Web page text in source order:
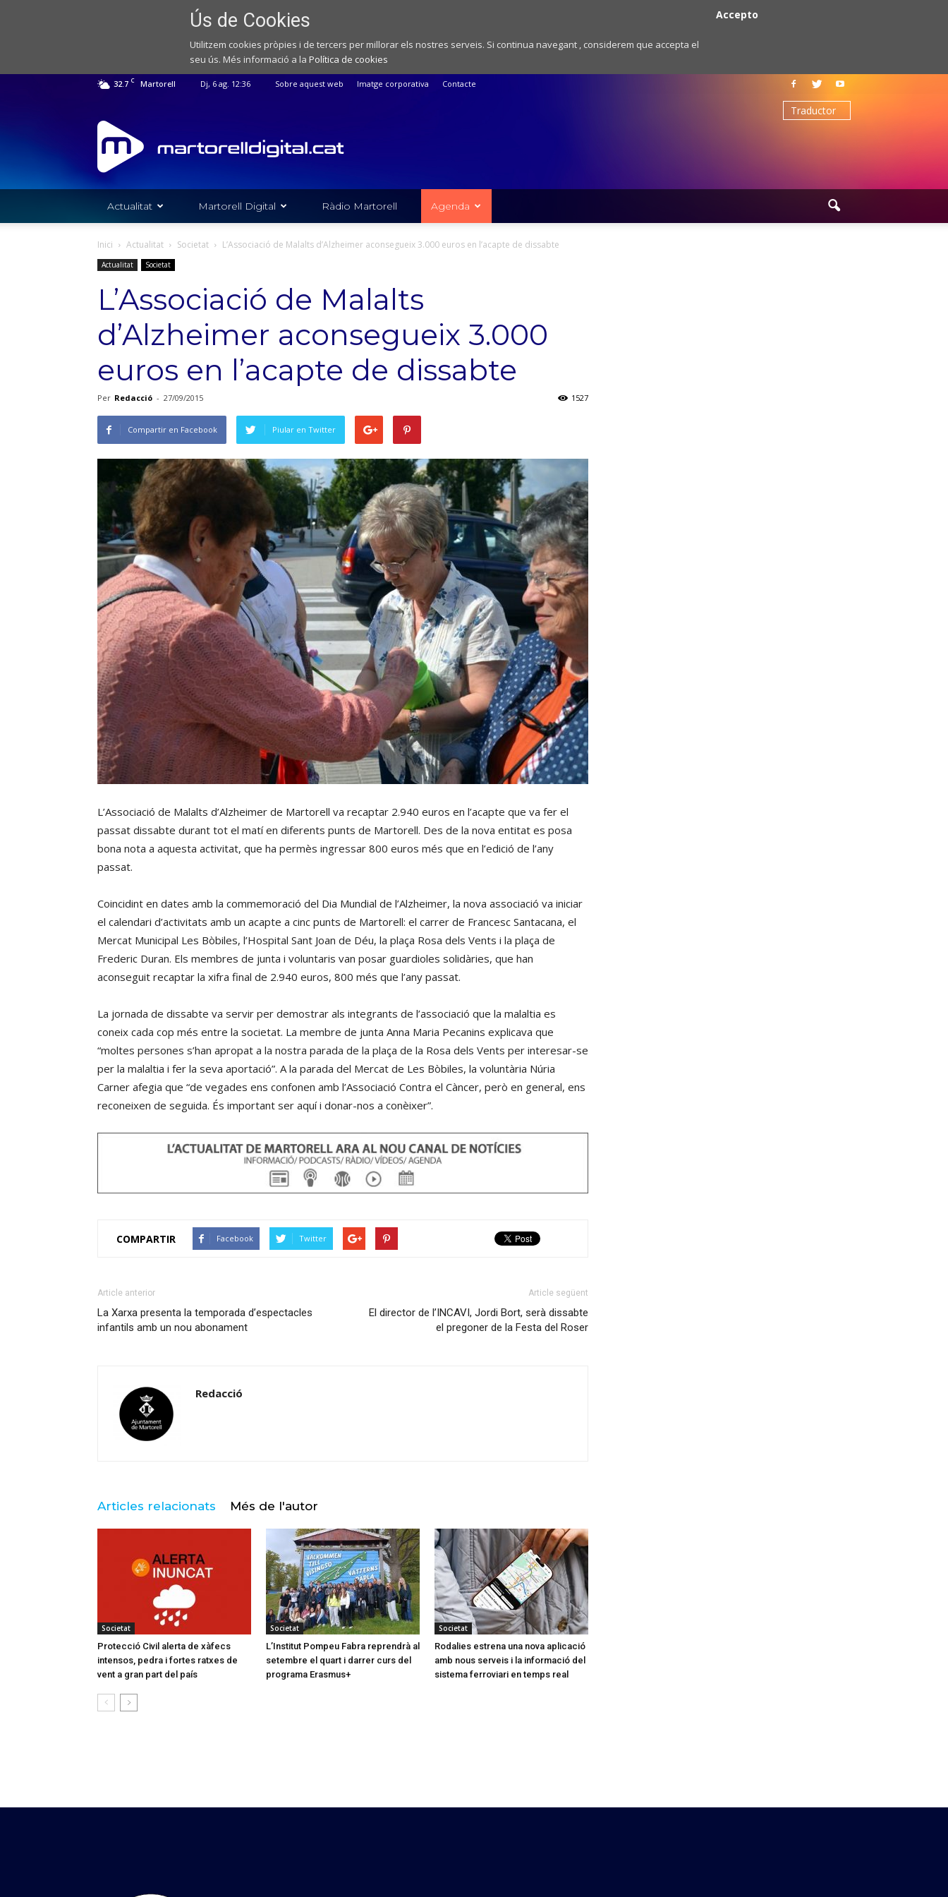
Ús de Cookies
Utilitzem cookies pròpies i de tercers per millorar els nostres serveis. Si continua navegant , considerem que accepta el
seu ús. Més informació a la Política de cookies
Accepto
32.7 C Martorell Dj, 6 ag. 12:36 Sobre aquest web Imatge corporativa Contacte
Web
de
notícies
de
l'Ajuntament
Martorell
Actualitat Martorell Digital Ràdio Martorell Agenda
Inici Actualitat Societat L’Associació de Malalts d’Alzheimer aconsegueix 3.000 euros en l’acapte de dissabte
Actualitat Societat
L’Associació de Malalts
d’Alzheimer aconsegueix 3.000
euros en l’acapte de dissabte
Per Redacció - 27/09/2015 1527
Compartir en Facebook Piular en Twitter
L’Associació de Malalts d’Alzheimer de Martorell va recaptar 2.940 euros en l’acapte que va fer el
passat dissabte durant tot el matí en diferents punts de Martorell. Des de la nova entitat es posa
bona nota a aquesta activitat, que ha permès ingressar 800 euros més que en l’edició de l’any
passat.
Coincidint en dates amb la commemoració del Dia Mundial de l’Alzheimer, la nova associació va iniciar
el calendari d’activitats amb un acapte a cinc punts de Martorell: el carrer de Francesc Santacana, el
Mercat Municipal Les Bòbiles, l’Hospital Sant Joan de Déu, la plaça Rosa dels Vents i la plaça de
Frederic Duran. Els membres de junta i voluntaris van posar guardioles solidàries, que han
aconseguit recaptar la xifra final de 2.940 euros, 800 més que l’any passat.
La jornada de dissabte va servir per demostrar als integrants de l’associació que la malaltia es
coneix cada cop més entre la societat. La membre de junta Anna Maria Pecanins explicava que
“moltes persones s’han apropat a la nostra parada de la plaça de la Rosa dels Vents per interesar-se
per la malaltia i fer la seva aportació”. A la parada del Mercat de Les Bòbiles, la voluntària Núria
Carner afegia que “de vegades ens confonen amb l’Associació Contra el Càncer, però en general, ens
reconeixen de seguida. És important ser aquí i donar-nos a conèixer”.
COMPARTIR Facebook Twitter
Article anterior
La Xarxa presenta la temporada d’espectacles
infantils amb un nou abonament
Article següent
El director de l’INCAVI, Jordi Bort, serà dissabte
el pregoner de la Festa del Roser
Redacció
Articles relacionats Més de l'autor
Societat
Protecció Civil alerta de xàfecs
intensos, pedra i fortes ratxes de
vent a gran part del país
Societat
L’Institut Pompeu Fabra reprendrà al
setembre el quart i darrer curs del
programa Erasmus+
Societat
Rodalies estrena una nova aplicació
amb nous serveis i la informació del
sistema ferroviari en temps real